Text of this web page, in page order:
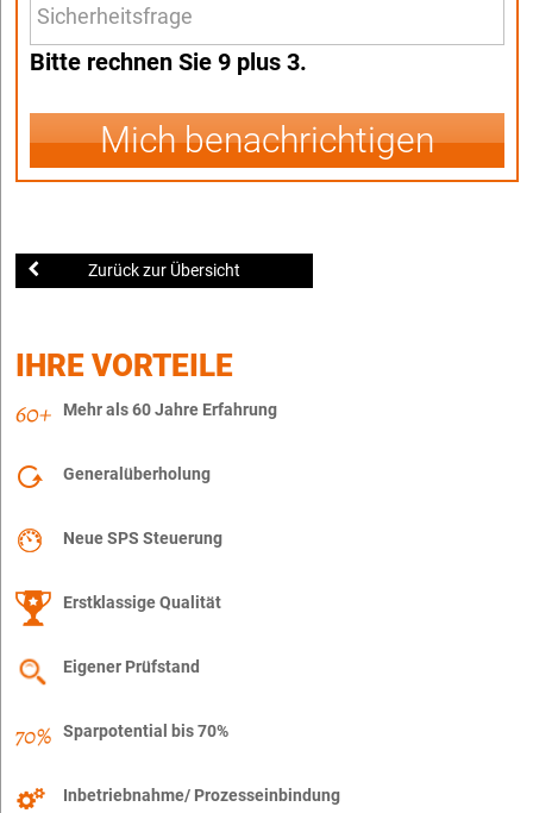
Bitte rechnen Sie 9 plus 3.
Mich benachrichtigen
Zurück zur Übersicht
IHRE VORTEILE
Mehr als 60 Jahre Erfahrung
Generalüberholung
Neue SPS Steuerung
Erstklassige Qualität
Eigener Prüfstand
Sparpotential bis 70%
Inbetriebnahme/ Prozesseinbindung